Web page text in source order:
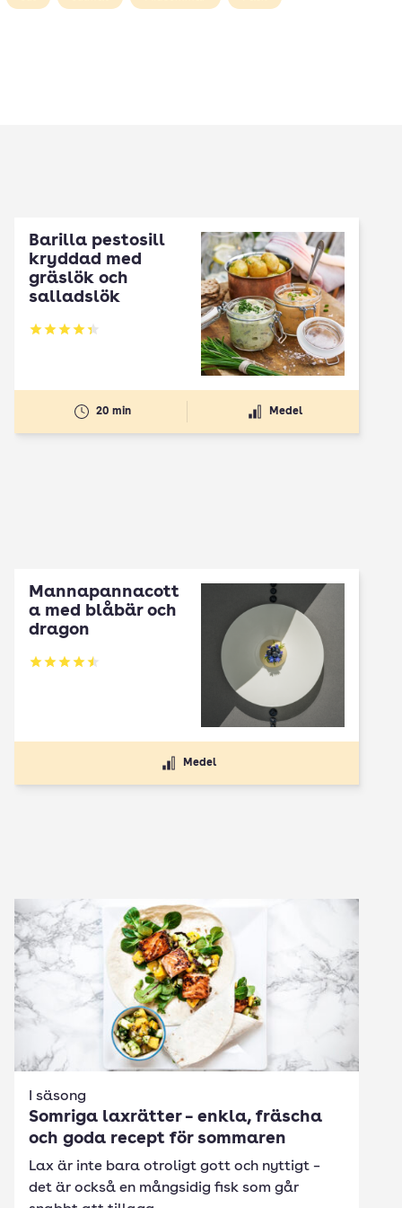
Barilla pestosill
kryddad med
gräslök och
salladslök
Betyg: 4.32 av 5
20 min Medel
Mannapannacott
a med blåbär och
dragon
Betyg: 4.5 av 5
Medel
I säsong
Somriga laxrätter – enkla, fräscha
och goda recept för sommaren
Lax är inte bara otroligt gott och nyttigt –
det är också en mångsidig fisk som går